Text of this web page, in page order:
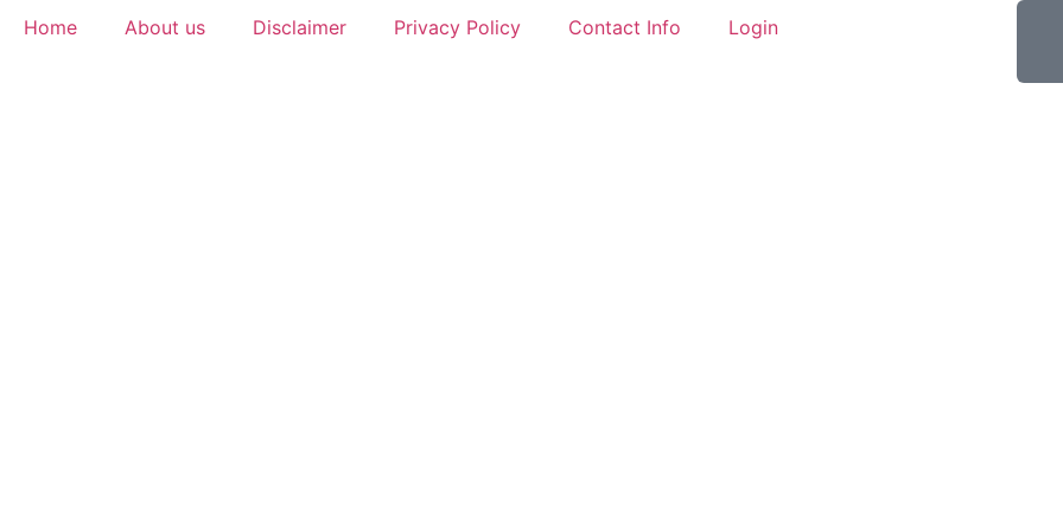
Home About us Disclaimer Privacy Policy Contact Info Login